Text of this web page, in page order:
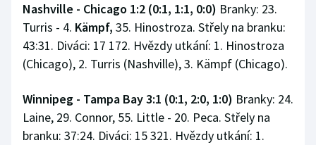
Nashville - Chicago 1:2 (0:1, 1:1, 0:0) Branky: 23.
Turris - 4. Kämpf, 35. Hinostroza. Střely na branku:
43:31. Diváci: 17 172. Hvězdy utkání: 1. Hinostroza
(Chicago), 2. Turris (Nashville), 3. Kämpf (Chicago).
Winnipeg - Tampa Bay 3:1 (0:1, 2:0, 1:0) Branky: 24.
Laine, 29. Connor, 55. Little - 20. Peca. Střely na
branku: 37:24. Diváci: 15 321. Hvězdy utkání: 1.